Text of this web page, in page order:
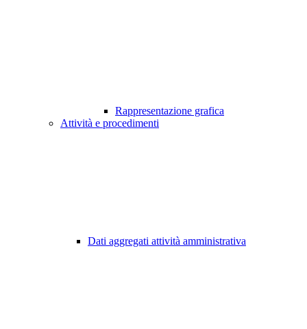
Rappresentazione grafica
Attività e procedimenti
Dati aggregati attività amministrativa